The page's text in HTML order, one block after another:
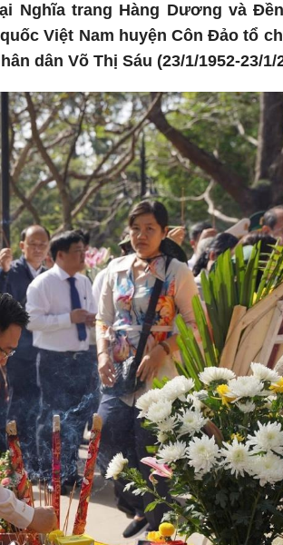
Nghĩa trang Hàng Dương và
Việt Nam huyện Côn Đảo tổ
dân Võ Thị Sáu (23/1/1952-23/1/